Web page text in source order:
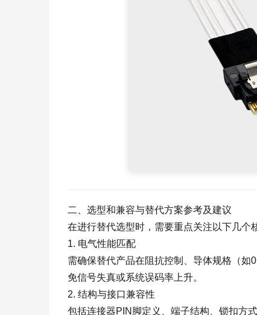
二、选型和兼容与替代方案参考及建议
在进行替代选型时，需要重点关注以下几个
1. 电气性能匹配
需确保替代产品在阻抗控制、导体规格（
免信号失真或系统误码率上升。
2. 结构与接口兼容性
包括连接器PIN脚定义、端子结构、锁扣方